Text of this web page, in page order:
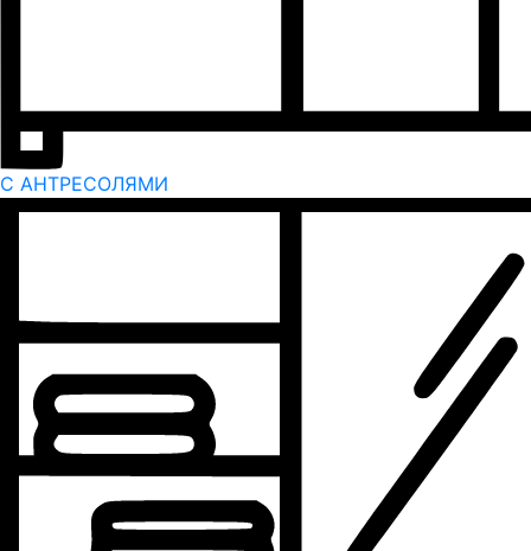
С АНТРЕСОЛЯМИ